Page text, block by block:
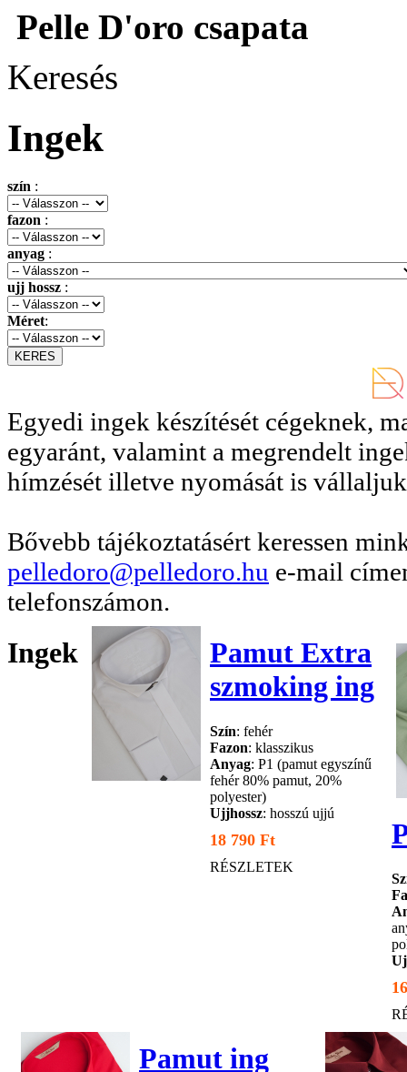
Pelle D'oro csapata
Keresés
Ingek
szín :
fazon :
anyag :
ujj hossz :
Méret:
Egyedi ingek készítését cégeknek,
egyaránt, valamint a megrendelt
hímzését illetve nyomását is
Bővebb tájékoztatásért keressen
pelledoro@pelledoro.hu e-mail
telefonszámon.
Ingek
Pamut Extra
szmoking ing
Szín: fehér
Fazon: klasszikus
Anyag: P1 (pamut egyszínű
fehér 80% pamut, 20%
polyester)
Ujjhossz: hosszú ujjú
18 790 Ft
RÉSZLETEK
Pamut ing